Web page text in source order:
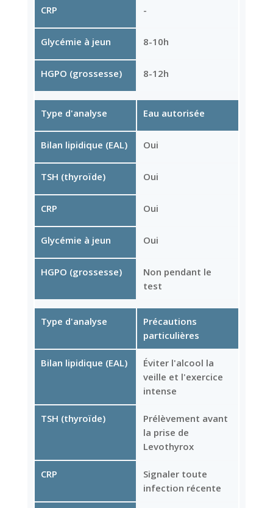
CRP
Glycémie à jeun
HGPO (grossesse)
-
8-10h
8-12h
Type d'analyse
Bilan lipidique (EAL)
TSH (thyroïde)
CRP
Glycémie à jeun
HGPO (grossesse)
Eau autorisée
Oui
Oui
Oui
Oui
Non pendant le
test
Type d'analyse
Bilan lipidique (EAL)
TSH (thyroïde)
CRP
Précautions
particulières
Éviter l'alcool la
veille et l'exercice
intense
Prélèvement avant
la prise de
Levothyrox
Signaler toute
infection récente